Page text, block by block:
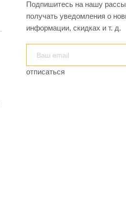
Подпишитесь на нашу
получать уведомления о
информации, скидках и т. д.
отписаться